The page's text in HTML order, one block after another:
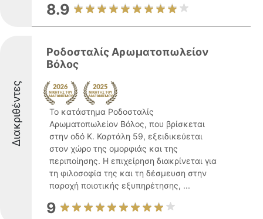
8.9
Διακριθέντες
Ροδοσταλίς Αρωματοπωλείον
Βόλος
Το κατάστημα Ροδοσταλίς
Αρωματοπωλείον Βόλος, που βρίσκεται
στην οδό Κ. Καρτάλη 59, εξειδικεύεται
στον χώρο της ομορφιάς και της
περιποίησης. Η επιχείρηση διακρίνεται για
τη φιλοσοφία της και τη δέσμευση στην
παροχή ποιοτικής εξυπηρέτησης, ...
9